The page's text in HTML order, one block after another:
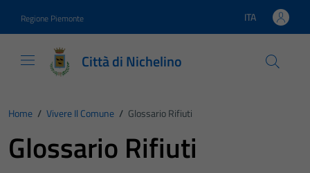
Regione Piemonte Lingua attiva:
ITA
Città di Nichelino
Home / Vivere Il Comune / Glossario Rifiuti
Glossario Rifiuti